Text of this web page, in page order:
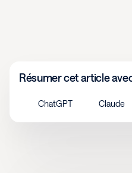
Résumer cet article
ChatGPT Claude